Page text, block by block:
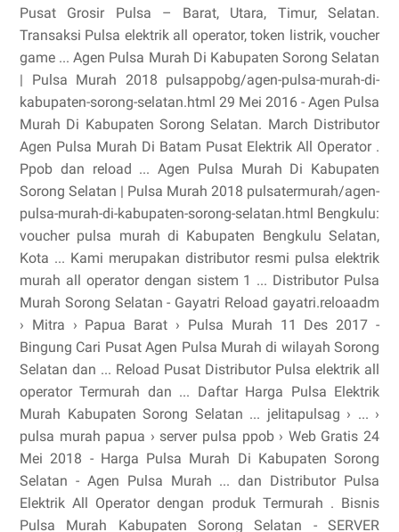
Pusat Grosir Pulsa – Barat, Utara, Timur, Selatan.
Transaksi Pulsa elektrik all operator, token listrik, voucher
game ... Agen Pulsa Murah Di Kabupaten Sorong Selatan
| Pulsa Murah 2018 pulsappobg/agen-pulsa-murah-di-
kabupaten-sorong-selatan.html 29 Mei 2016 - Agen Pulsa
Murah Di Kabupaten Sorong Selatan. March Distributor
Agen Pulsa Murah Di Batam Pusat Elektrik All Operator .
Ppob dan reload ... Agen Pulsa Murah Di Kabupaten
Sorong Selatan | Pulsa Murah 2018 pulsatermurah/agen-
pulsa-murah-di-kabupaten-sorong-selatan.html Bengkulu:
voucher pulsa murah di Kabupaten Bengkulu Selatan,
Kota ... Kami merupakan distributor resmi pulsa elektrik
murah all operator dengan sistem 1 ... Distributor Pulsa
Murah Sorong Selatan - Gayatri Reload gayatri.reloaadm
› Mitra › Papua Barat › Pulsa Murah 11 Des 2017 -
Bingung Cari Pusat Agen Pulsa Murah di wilayah Sorong
Selatan dan ... Reload Pusat Distributor Pulsa elektrik all
operator Termurah dan ... Daftar Harga Pulsa Elektrik
Murah Kabupaten Sorong Selatan ... jelitapulsag › ... ›
pulsa murah papua › server pulsa ppob › Web Gratis 24
Mei 2018 - Harga Pulsa Murah Di Kabupaten Sorong
Selatan - Agen Pulsa Murah ... dan Distributor Pulsa
Elektrik All Operator dengan produk Termurah . Bisnis
Pulsa Murah Kabupaten Sorong Selatan - SERVER